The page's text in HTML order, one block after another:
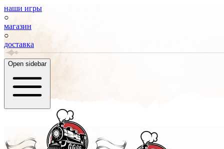
наши игры
○
магазин
○
доставка
Open sidebar